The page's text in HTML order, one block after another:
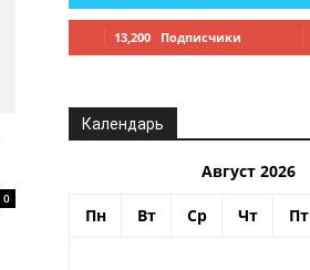
0
13,200 Подписчики
Календарь
Август 2026
Пн Вт Ср Чт Пт